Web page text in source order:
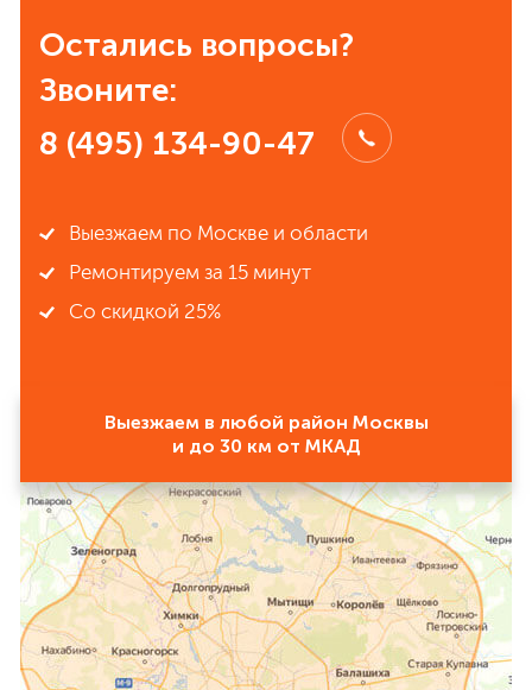
Остались вопросы?
Звоните:
8 (495) 134-90-47
Выезжаем по Москве и области
Ремонтируем за 15 минут
Со скидкой 25%
Выезжаем в любой район Москвы
и до 30 км от МКАД